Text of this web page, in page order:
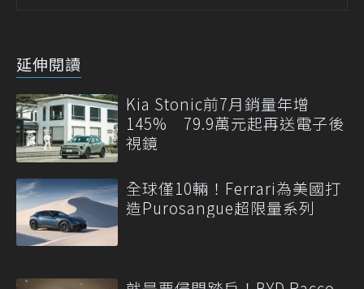
延伸閱讀
Kia Stonic前7月銷量年增
145% 79.9萬元起再送電子後
視鏡
全球僅10輛！Ferrari為美國打
造Purosangue超限量系列